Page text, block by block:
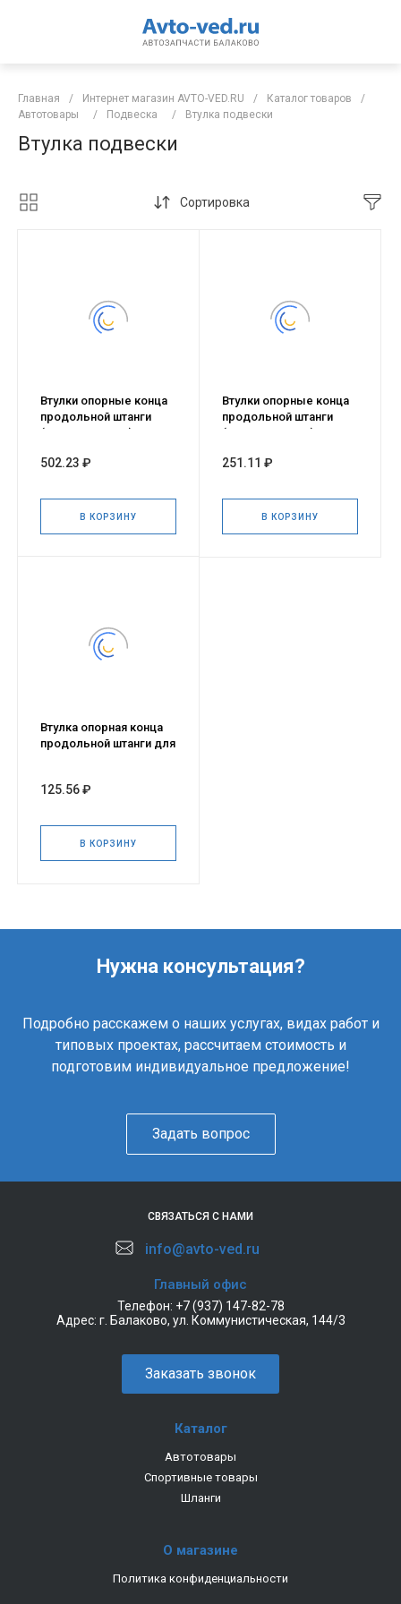
Главная / Интернет магазин AVTO-VED.RU / Каталог товаров
/
Автотовары
/ Подвеска / Втулка подвески
Втулка подвески
Сортировка
Втулки опорные конца
продольной штанги
(комплект 4 шт.) для а/
Хантер, полиурет
502.23 ₽
В КОРЗИНУ
Втулки опорные конца
продольной штанги
(комплект 2 шт.) для а/
Хантер, полиурет
251.11 ₽
В КОРЗИНУ
Втулка опорная конца
продольной штанги для
125.56 ₽
В КОРЗИНУ
Нужна консультация?
Подробно расскажем о наших услугах, видах работ и
типовых проектах, рассчитаем стоимость и
подготовим индивидуальное предложение!
Задать вопрос
СВЯЗАТЬСЯ С НАМИ
info@avto-ved.ru
Главный офис
Телефон: +7 (937) 147-82-78
Адрес: г. Балаково, ул. Коммунистическая, 144/3
Заказать звонок
Каталог
Автотовары
Спортивные товары
Шланги
О магазине
Политика конфиденциальности